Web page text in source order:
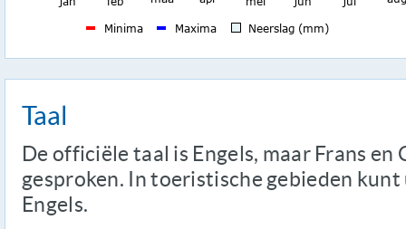
Taal
De officiële taal is Engels, maar Frans
gesproken. In toeristische gebieden
Engels.